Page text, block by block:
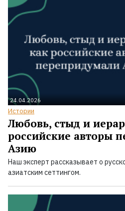
24.04.2026
Истории
Любовь, стыд и
российские авторы
Азию
Наш эксперт рассказывает о
азиатским сеттингом.